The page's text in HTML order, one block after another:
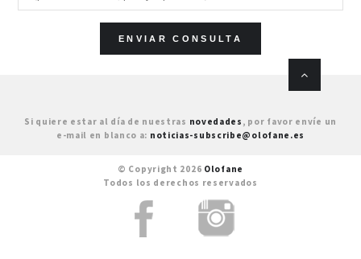
Si quiere estar al día de nuestras novedades , por favor envíe un
e-mail en blanco a: noticias-subscribe@olofane.es
© Copyright 2026 Olofane
Todos los derechos reservados